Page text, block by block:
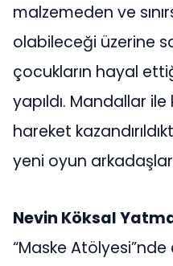
malzemeden ve
olabileceği üzerine
çocukların hayal
yapıldı. Mandallar
hareket
yeni oyun
Nevin Köksal
“Maske